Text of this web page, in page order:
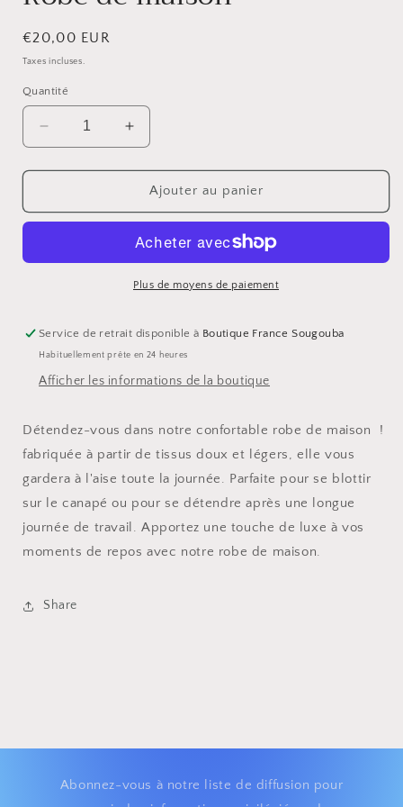
modale
Prix
habituel
€20,00 EUR
Taxes incluses.
Quantité
Réduire
la
quantité
Robe
Augmenter
la
quantité
Robe
maison
Ajouter au panier
Plus de moyens de paiement
Service de retrait disponible à Boutique France Sougouba
Habituellement prête en 24 heures
Afficher les informations de la boutique
Détendez-vous dans notre confortable robe de maison !
fabriquée à partir de tissus doux et légers, elle vous
gardera à l'aise toute la journée. Parfaite pour se blottir
sur le canapé ou pour se détendre après une longue
journée de travail. Apportez une touche de luxe à vos
moments de repos avec notre robe de maison.
Share
Abonnez-vous à notre liste de diffusion pour